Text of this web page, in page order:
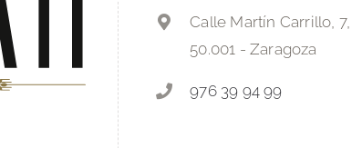
Calle Martín Carrillo, 7,
50.001 - Zaragoza
976 39 94 99